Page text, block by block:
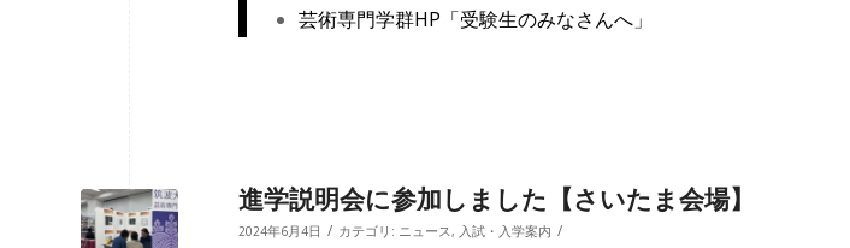
芸術専門学群HP「受験生のみなさんへ」
進学説明会に参加しました【さいたま会場】
2024年6月4日 / カテゴリ: ニュース , 入試・入学案内 /